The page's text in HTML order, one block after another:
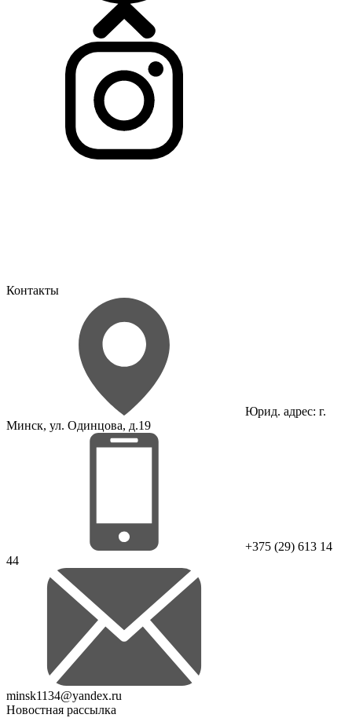
Контакты
Юрид. адрес: г.
Минск, ул. Одинцова, д.19
+375 (29) 613 14
44
minsk1134@yandex.ru
Новостная рассылка